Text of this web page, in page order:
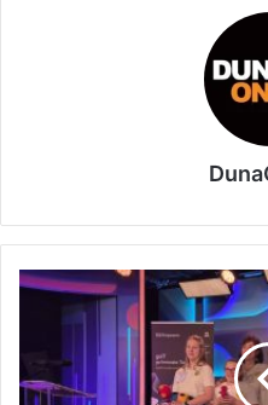
Bronzérmes
vasvárisok